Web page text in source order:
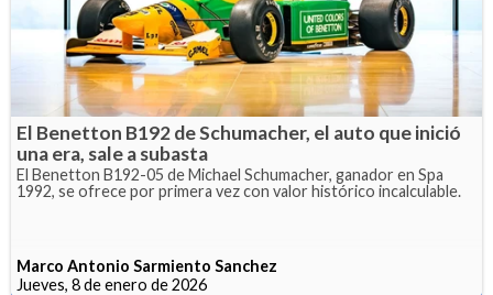
El Benetton B192 de Schumacher, el auto que inició
una era, sale a subasta
El Benetton B192-05 de Michael Schumacher, ganador en Spa
1992, se ofrece por primera vez con valor histórico incalculable.
Marco Antonio Sarmiento Sanchez
Jueves, 8 de enero de 2026